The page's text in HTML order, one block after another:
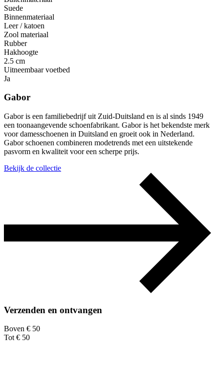
Suede
Binnenmateriaal
Leer / katoen
Zool materiaal
Rubber
Hakhoogte
2.5 cm
Uitneembaar voetbed
Ja
Gabor
Gabor is een familiebedrijf uit Zuid-Duitsland en is al sinds 1949
een toonaangevende schoenfabrikant. Gabor is het bekendste merk
voor damesschoenen in Duitsland en groeit ook in Nederland.
Gabor schoenen combineren modetrends met een uitstekende
pasvorm en kwaliteit voor een scherpe prijs.
Bekijk de collectie
Verzenden en ontvangen
Boven € 50
Tot € 50